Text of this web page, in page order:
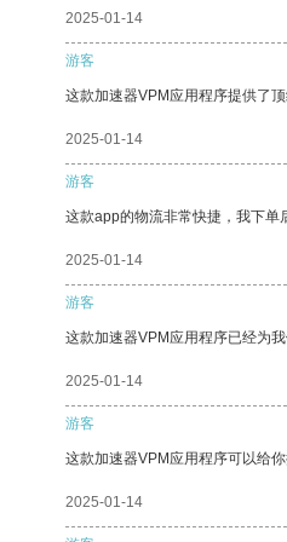
2025-01-14
游客
这款加速器VPM应用程序提供了顶
2025-01-14
游客
这款app的物流非常快捷，我下单
2025-01-14
游客
这款加速器VPM应用程序已经为
2025-01-14
游客
这款加速器VPM应用程序可以给
2025-01-14